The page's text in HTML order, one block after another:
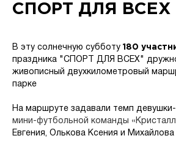
СПОРТ ДЛЯ ВСЕХ
В эту солнечную субботу 180
праздника "СПОРТ ДЛЯ ВСЕХ"
живописный двухкилометровый
парке
На маршруте задавали темп девушки-
мини-футбольной команды
Евгения, Олькова Ксения и